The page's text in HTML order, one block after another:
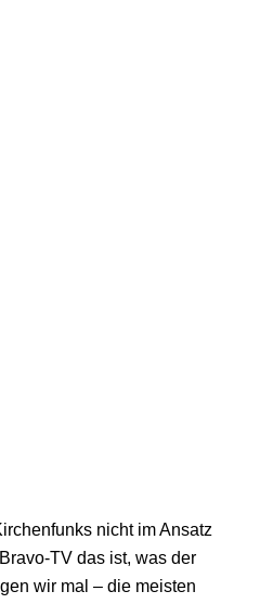
nicht im Ansatz
TV das ist, was der
wir mal – die meisten